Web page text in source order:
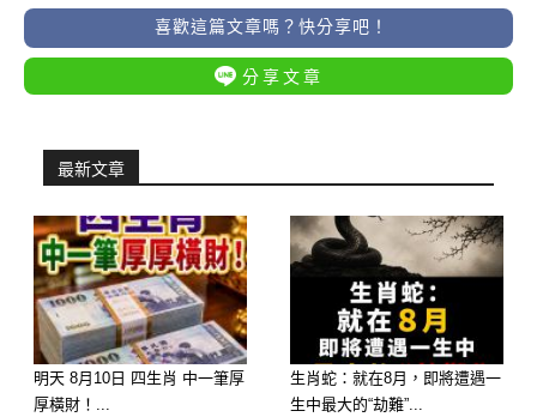
–
喜歡這篇文章嗎？快分享吧！
分享文章
最新文章
明天 8月10日 四生肖 中一筆厚
厚橫財！...
生肖蛇：就在8月，即將遭遇一
生中最大的“劫難”...